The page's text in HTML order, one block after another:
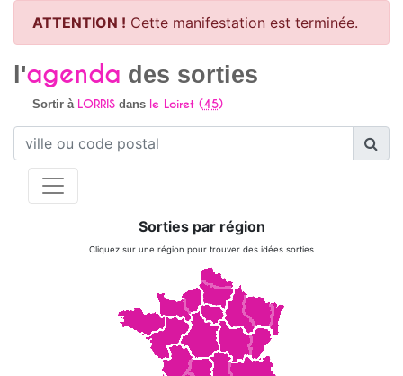
ATTENTION ! Cette manifestation est terminée.
l'agenda des sorties
Sortir à LORRISdans le Loiret (45)
Sorties par région
Cliquez sur une région pour trouver des idées sorties